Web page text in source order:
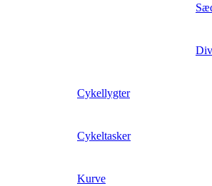
Cykellygter
Cykeltasker
Kurve